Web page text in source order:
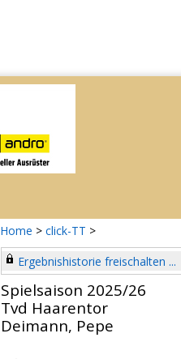
Home > click-TT >
Ergebnishistorie freischalten ...
Spielsaison 2025/26
Tvd Haarentor
Deimann, Pepe